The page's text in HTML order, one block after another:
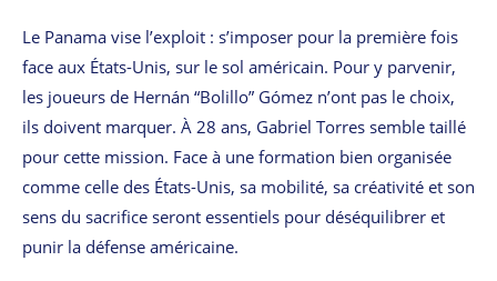
Le Panama vise l’exploit : s’imposer pour la première fois
face aux États-Unis, sur le sol américain. Pour y parvenir,
les joueurs de Hernán “Bolillo” Gómez n’ont pas le choix,
ils doivent marquer. À 28 ans, Gabriel Torres semble taillé
pour cette mission. Face à une formation bien organisée
comme celle des États-Unis, sa mobilité, sa créativité et son
sens du sacrifice seront essentiels pour déséquilibrer et
punir la défense américaine.